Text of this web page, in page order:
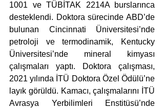
1001 ve TÜBİTAK 2214A burslarınca
desteklendi. Doktora sürecinde ABD’de
bulunan Cincinnati Üniversitesi’nde
petroloji ve termodinamik, Kentucky
Üniversitesi’nde mineral kimyası
çalışmaları yaptı. Doktora çalışması,
2021 yılında İTÜ Doktora Özel Ödülü’ne
layık görüldü. Kamacı, çalışmalarını İTÜ
Avrasya Yerbilimleri Enstitüsü’nde